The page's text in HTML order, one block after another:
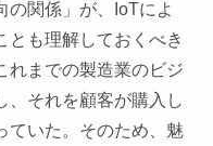
の関係」が、IoTによ
とも理解しておくべき
れまでの製造業のビジ
、それを顧客が購入し
ていた。そのため、魅